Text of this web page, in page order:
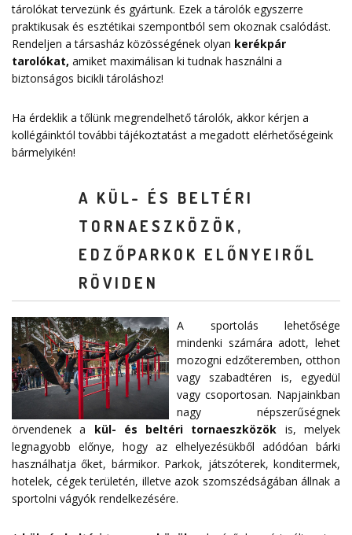
tárolókat tervezünk és gyártunk. Ezek a tárolók egyszerre
praktikusak és esztétikai szempontból sem okoznak csalódást.
Rendeljen a társasház közösségének olyan kerékpár
tarolókat, amiket maximálisan ki tudnak használni a
biztonságos bicikli tároláshoz!
Ha érdeklik a tőlünk megrendelhető tárolók, akkor kérjen a
kollégáinktól további tájékoztatást a megadott elérhetőségeink
bármelyikén!
A KÜL- ÉS BELTÉRI
TORNAESZKÖZÖK,
EDZŐPARKOK ELŐNYEIRŐL
RÖVIDEN
A sportolás lehetősége
mindenki számára adott, lehet
mozogni edzőteremben, otthon
vagy szabadtéren is, egyedül
vagy csoportosan. Napjainkban
nagy népszerűségnek
örvendenek a kül- és beltéri tornaeszközök is, melyek
legnagyobb előnye, hogy az elhelyezésükből adódóan bárki
használhatja őket, bármikor. Parkok, játszóterek, konditermek,
hotelek, cégek területén, illetve azok szomszédságában állnak a
sportolni vágyók rendelkezésére.